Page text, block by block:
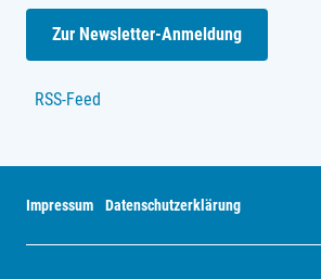
Zur Newsletter-Anmeldung
RSS-Feed
Impressum Datenschutzerklärung